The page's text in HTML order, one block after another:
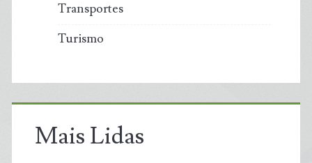
Transportes
Turismo
Mais Lidas